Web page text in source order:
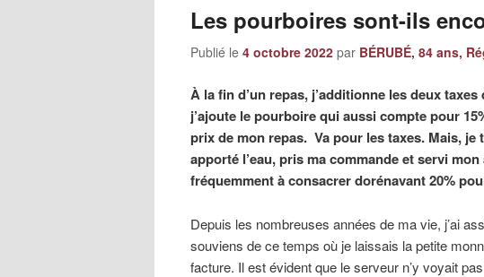
Les pourboires sont-ils
Publié le 4 octobre 2022 par BÉRUBÉ, 84 ans,
À la fin d’un repas, j’additionne les deux
j’ajoute le pourboire qui aussi compte pour
prix de mon repas. Va pour les taxes. Mais, je
apporté l’eau, pris ma commande et servi
fréquemment à consacrer dorénavant 20%
Depuis les nombreuses années de ma vie, j’ai
souviens de ce temps où je laissais la petite
facture. Il est évident que le serveur n’y voyait